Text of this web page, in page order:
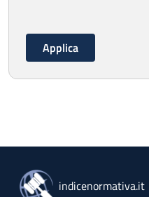
indicenormativa.it